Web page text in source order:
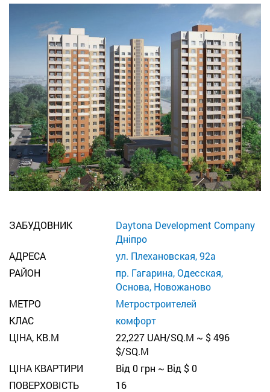
ЗАБУДОВНИК
Daytona Development Company
Дніпро
АДРЕСА
ул. Плехановская, 92а
РАЙОН
пр. Гагарина, Одесская,
Основа, Новожаново
МЕТРО
Метростроителей
КЛАС
комфорт
ЦІНА, КВ.М
22,227 UAH/SQ.M ~ $ 496
$/SQ.M
ЦІНА КВАРТИРИ
Від 0 грн ~ Від $ 0
ПОВЕРХОВІСТЬ
16